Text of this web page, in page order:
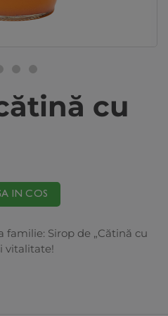
cu
IN COS
Sirop de „Cătină cu
vitalitate!